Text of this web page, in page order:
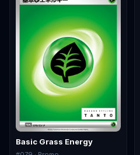
Basic Grass Energy